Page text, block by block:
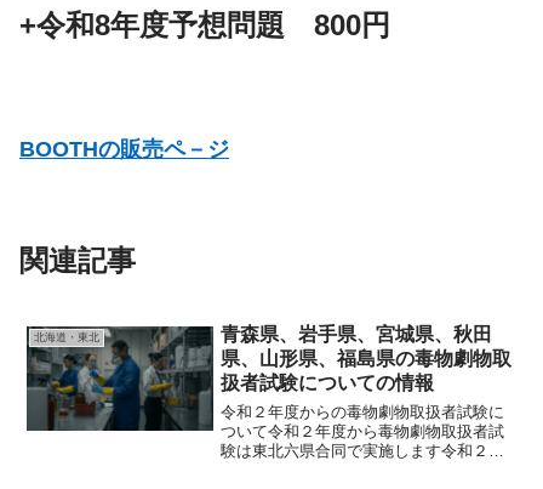
+令和8年度予想問題 800円
BOOTHの販売ペ－ジ
関連記事
北海道・東北
青森県、岩手県、宮城県、秋田
県、山形県、福島県の毒物劇物取
扱者試験についての情報
令和２年度からの毒物劇物取扱者試験に
ついて令和２年度から毒物劇物取扱者試
験は東北六県合同で実施します令和２年